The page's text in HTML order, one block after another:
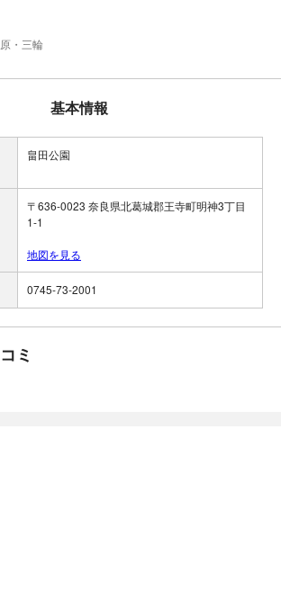
・三輪
基本情報
畠田公園
〒636-0023 奈良県北葛城郡王寺町明神3丁目
1-1
地図を見る
0745-73-2001
ミ